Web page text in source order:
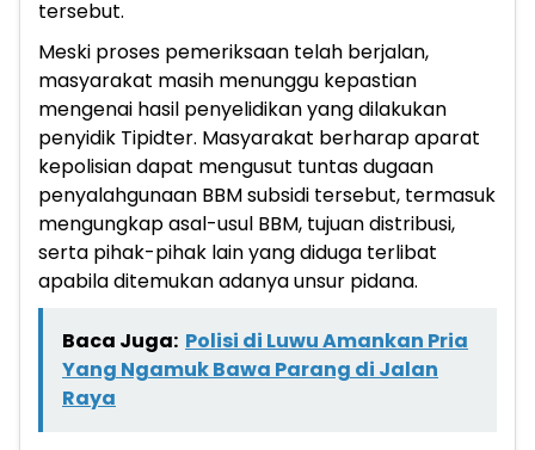
tersebut.
Meski proses pemeriksaan telah berjalan,
masyarakat masih menunggu kepastian
mengenai hasil penyelidikan yang dilakukan
penyidik Tipidter. Masyarakat berharap aparat
kepolisian dapat mengusut tuntas dugaan
penyalahgunaan BBM subsidi tersebut, termasuk
mengungkap asal-usul BBM, tujuan distribusi,
serta pihak-pihak lain yang diduga terlibat
apabila ditemukan adanya unsur pidana.
Baca Juga: Polisi di Luwu Amankan Pria
Yang Ngamuk Bawa Parang di Jalan
Raya